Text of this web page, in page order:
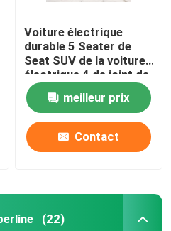
Voiture électrique
durable 5 Seater de
Seat SUV de la voiture
électrique 4 de joint de
550KM BYD
meilleur prix
Contact
(22)